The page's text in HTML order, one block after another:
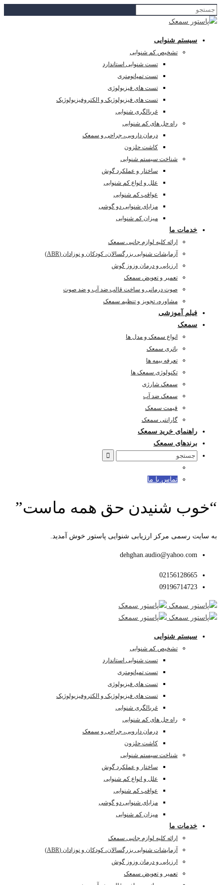
سیستم شنوایی
تشخیص کم شنوایی
تست شنوایی استاندارد
تست تمپانومتری
تست های فیزیولوژی
تست های فیزیولوژیک و الکتروفیزیولوژیک
غربالگری شنوایی
راه حل های کم شنوایی
درمان دارویی، جراحی و سمعک
کاشت حلزون
شناخت سیستم شنوایی
ساختار و عملکرد گوش
علل و انواع کم شنوایی
عواقب کم شنوایی
مزایای شنوایی دو گوشی
میزان کم شنوایی
خدمات ما
ارائه کلیه لوازم جانبی سمعک
آزمایشات شنوایی بزرگسالان، کودکان و نوزادان (ABR)
ارزیابی و درمان وزوز گوش
تعمیر و تعویض سمعک
صوت درمانی و ساخت قالب ضد آب و ضد صوت
مشاوره، تجویز و تنظیم سمعک
فیلم آموزشی
سمعک
انواع سمعک و مدل ها
باتری سمعک
تعرفه بیمه ها
تکنولوژی سمعک ها
سمعک شارژی
سمعک ضد آب
قیمت سمعک
گارانتی سمعک
راهنمای خرید سمعک
برندهای سمعک
Search
تماس با ما
“خوب شنیدن حق همه ماست”
به سایت رسمی مرکز ارزیابی شنوایی پاستور خوش آمدید.
dehghan.audio@yahoo.com
02156128665
09196714723
سیستم شنوایی
تشخیص کم شنوایی
تست شنوایی استاندارد
تست تمپانومتری
تست های فیزیولوژی
تست های فیزیولوژیک و الکتروفیزیولوژیک
غربالگری شنوایی
راه حل های کم شنوایی
درمان دارویی، جراحی و سمعک
کاشت حلزون
شناخت سیستم شنوایی
ساختار و عملکرد گوش
علل و انواع کم شنوایی
عواقب کم شنوایی
مزایای شنوایی دو گوشی
میزان کم شنوایی
خدمات ما
ارائه کلیه لوازم جانبی سمعک
آزمایشات شنوایی بزرگسالان، کودکان و نوزادان (ABR)
ارزیابی و درمان وزوز گوش
تعمیر و تعویض سمعک